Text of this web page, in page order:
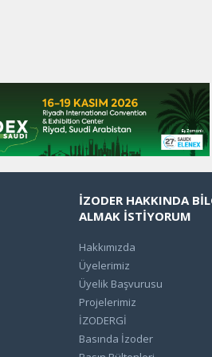
İZODER HAKKINDA
ALMAK İSTİYORUM
Hakkımızda
Üyelerimiz
Üyelik Başvurusu
Projelerimiz
İZODERGİ
Basında İzoder